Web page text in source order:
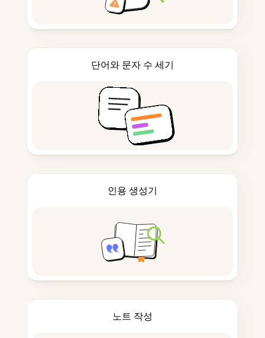
단어와 문자 수 세기
인용 생성기
노트 작성